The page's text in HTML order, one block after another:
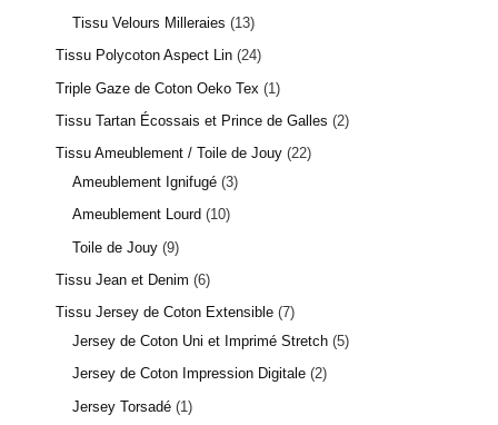
Tissu Velours Milleraies
13
Tissu Polycoton Aspect Lin 24
Triple Gaze de Coton Oeko Tex
1
Tissu Tartan Écossais et Prince de Galles
2
Tissu Ameublement / Toile de Jouy 22
Ameublement Ignifugé 3
Ameublement Lourd
10
Toile de Jouy 9
Tissu Jean et Denim 6
Tissu Jersey de Coton Extensible 7
Jersey de Coton Uni et Imprimé Stretch 5
Jersey de Coton Impression Digitale 2
Jersey Torsadé 1